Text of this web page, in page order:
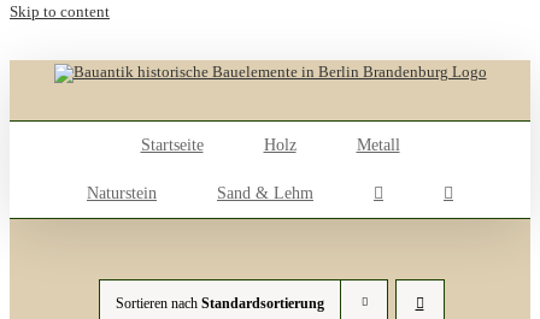
Skip to content
Startseite Holz Metall
Naturstein Sand & Lehm
Sortieren nach Standardsortierung